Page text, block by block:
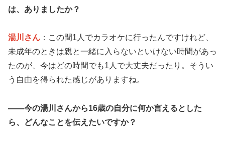
は、ありましたか？
湯川さん ：この間1人でカラオケに行ったんですけれど、
未成年のときは親と一緒に入らないといけない時間があっ
たのが、今はどの時間でも1人で大丈夫だったり。そうい
う自由を得られた感じがありますね。
――今の湯川さんから16歳の自分に何か言えるとした
ら、どんなことを伝えたいですか？